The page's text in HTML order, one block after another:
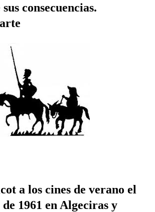
consecuencias.
a los cines de verano el
1961 en Algeciras y